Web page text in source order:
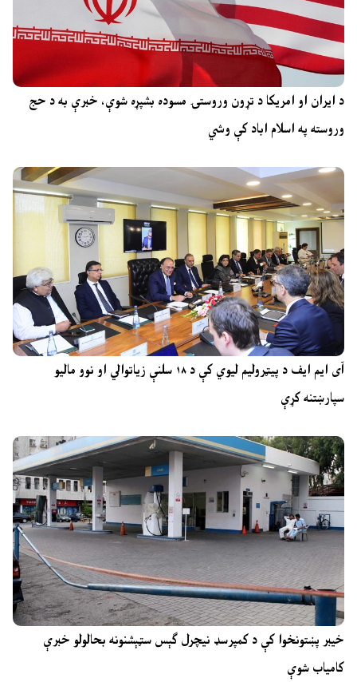
د ایران او امریکا د تړون وروستۍ مسوده بشپړه شوې، خبرې به د حج
وروسته په اسلام اباد کې وشي
آی ایم ایف د پیټرولیم لیوي کې د ۱۸ سلنې زیاتوالي او نوو مالیو
سپارښتنه کړې
خیبر پښتونخوا کې د کمپرسډ نیچرل ګېس سټېشنونه بحالولو خبرې
کامیاب شوې